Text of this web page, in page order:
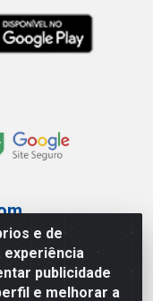
e de
publicidade
e melhorar a
Paulo/SP